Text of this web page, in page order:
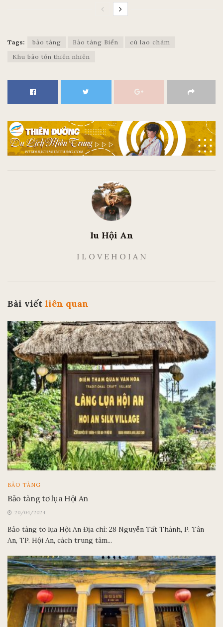
Tags: bảo tàng Bảo tàng Biển
cù lao chàm
Khu bảo tồn thiên nhiên
Iu Hội An
I L O V E H O I A N
Bài viết liên quan
BẢO TÀNG
Bảo tàng tơ lụa Hội An
20/04/2024
Bảo tàng tơ lụa Hội An Địa chỉ: 28 Nguyễn Tất Thành, P. Tân
An, TP. Hội An, cách trung tâm...